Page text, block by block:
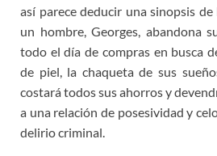
así parece deducir una sinopsis
un hombre, Georges, abandona
todo el día de compras en busca
de piel, la chaqueta de sus
costará todos sus ahorros y
a una relación de posesividad y
delirio criminal.